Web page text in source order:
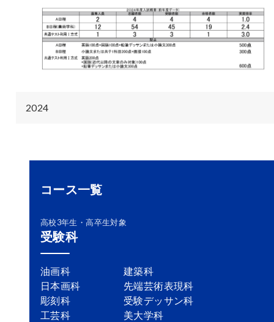
2024
コース一覧
高校3年生・高卒生対象
受験科
油画科
日本画科
彫刻科
工芸科
建築科
先端芸術表現科
受験デッサン科
美大学科